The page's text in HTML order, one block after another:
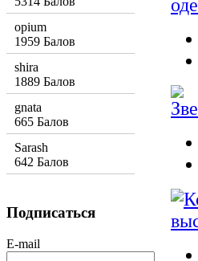
opium
1959 Балов
shira
1889 Балов
gnata
665 Балов
Sarash
642 Балов
Подписаться
E-mail